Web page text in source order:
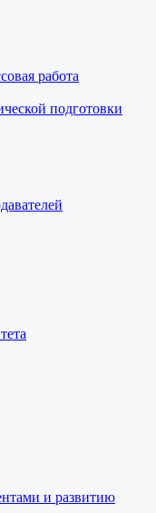
работа
подготовки
и развитию